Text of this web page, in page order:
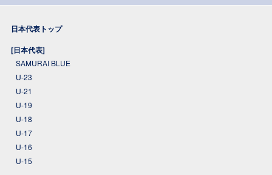
日本代表トップ
[日本代表]
SAMURAI BLUE
U-23
U-21
U-19
U-18
U-17
U-16
U-15